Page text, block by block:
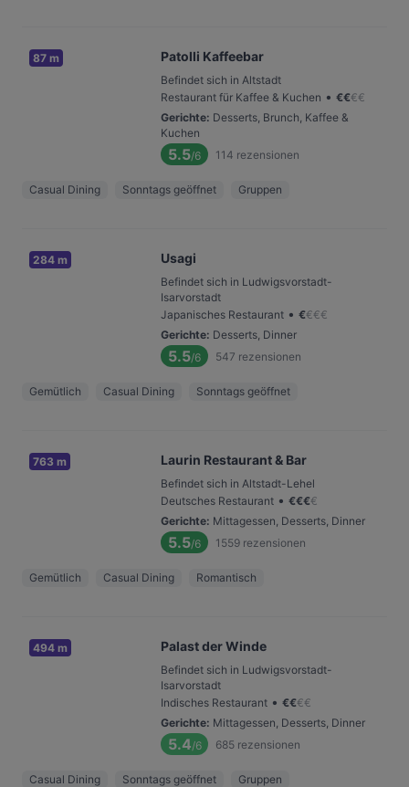
87 m Patolli Kaffeebar
Befindet sich in Altstadt
Restaurant für Kaffee & Kuchen • €€€€
Gerichte: Desserts, Brunch, Kaffee &
Kuchen
5.5/6 114 rezensionen
Casual Dining Sonntags geöffnet Gruppen
284 m Usagi
Befindet sich in Ludwigsvorstadt-
Isarvorstadt
Japanisches Restaurant • €€€€
Gerichte: Desserts, Dinner
5.5/6 547 rezensionen
Gemütlich Casual Dining Sonntags geöffnet
763 m Laurin Restaurant & Bar
Befindet sich in Altstadt-Lehel
Deutsches Restaurant • €€€€
Gerichte: Mittagessen, Desserts, Dinner
5.5/6 1559 rezensionen
Gemütlich Casual Dining Romantisch
494 m Palast der Winde
Befindet sich in Ludwigsvorstadt-
Isarvorstadt
Indisches Restaurant • €€€€
Gerichte: Mittagessen, Desserts, Dinner
5.4/6 685 rezensionen
Casual Dining Sonntags geöffnet Gruppen